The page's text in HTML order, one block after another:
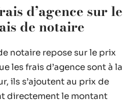
d’agence sur le
de notaire
notaire repose sur le prix
les frais d’agence sont à la
ils s’ajoutent au prix de
directement le montant